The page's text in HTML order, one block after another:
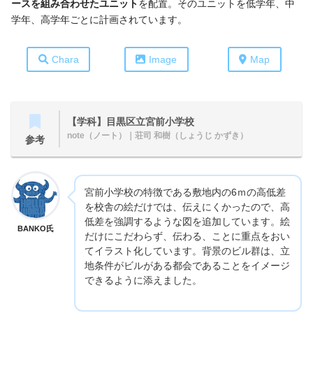
ースを組み合わせたユニットを配置。そのユニットを低学年、中
学年、高学年ごとに計画されています。
Chara Image Map
参考
【学科】目黒区立宮前小学校
note（ノート） ｜荘司 和樹（しょうじ かずき）
BANKO氏
宮前小学校の特徴である敷地内の6ｍの高低差
を校舎の絵だけでは、伝えにくかったので、高
低差を強調するような図を追加しています。絵
だけにこだわらず、伝わる、ことに重点をおい
てイラスト化しています。背景のビル群は、立
地条件がビルがある都会であることをイメージ
できるように添えました。